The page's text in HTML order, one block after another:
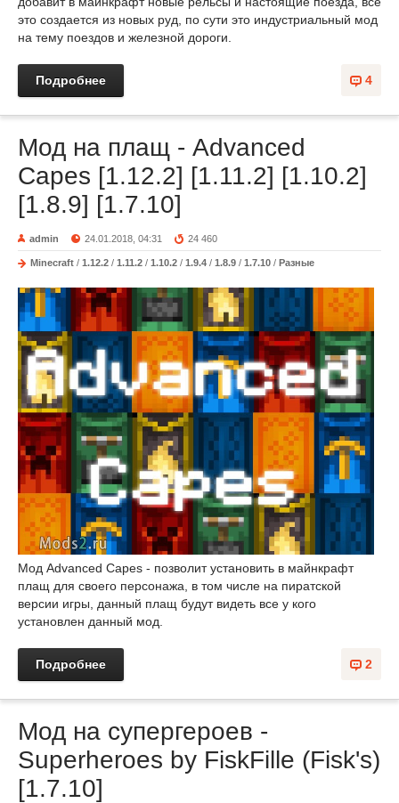
это создается из новых руд, по сути это индустриальный мод
на тему поездов и железной дороги.
4
Подробнее
Мод на плащ - Advanced
Capes [1.12.2] [1.11.2] [1.10.2]
[1.8.9] [1.7.10]
admin 24.01.2018, 04:31 24 460
Minecraft / 1.12.2 / 1.11.2 / 1.10.2 / 1.9.4 / 1.8.9 / 1.7.10 / Разные
Мод Advanced Capes - позволит установить в майнкрафт
плащ для своего персонажа, в том числе на пиратской
версии игры, данный плащ будут видеть все у кого
установлен данный мод.
2
Подробнее
Мод на супергероев -
Superheroes by FiskFille (Fisk's)
[1.7.10]